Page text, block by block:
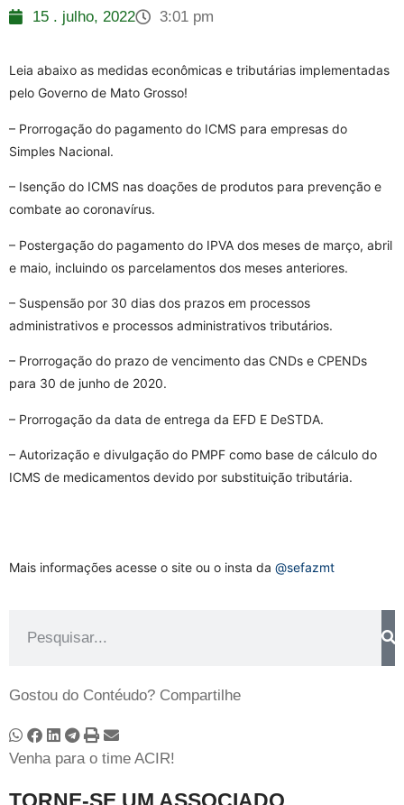
15 . julho, 2022 3:01 pm
Leia abaixo as medidas econômicas e tributárias implementadas
pelo Governo de Mato Grosso!
– Prorrogação do pagamento do ICMS para empresas do
Simples Nacional.
– Isenção do ICMS nas doações de produtos para prevenção e
combate ao coronavírus.
– Postergação do pagamento do IPVA dos meses de março, abril
e maio, incluindo os parcelamentos dos meses anteriores.
– Suspensão por 30 dias dos prazos em processos
administrativos e processos administrativos tributários.
– Prorrogação do prazo de vencimento das CNDs e CPENDs
para 30 de junho de 2020.
– Prorrogação da data de entrega da EFD E DeSTDA.
– Autorização e divulgação do PMPF como base de cálculo do
ICMS de medicamentos devido por substituição tributária.
Mais informações acesse o site ou o insta da @sefazmt
Gostou do Contéudo? Compartilhe
Venha para o time ACIR!
TORNE-SE UM ASSOCIADO